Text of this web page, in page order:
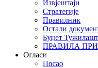
Извјештаји
Стратегије
Правилник
Остали
Буџет
ПРАВИЛА
Огласи
Посао